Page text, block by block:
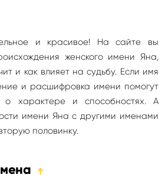
и красивое! На сайте вы
женского имени Яна,
и как влияет на судьбу. Если имя
и расшифровка имени помогут
характере и способностях. А
имени Яна с другими именами
половинку.
➔